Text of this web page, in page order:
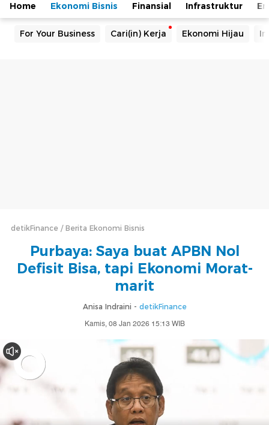
Home Ekonomi Bisnis Finansial Infrastruktur
For Your Business Cari(in) Kerja Ekonomi Hijau
detikFinance Berita Ekonomi Bisnis
Purbaya: Saya buat APBN Nol
Defisit Bisa, tapi Ekonomi Morat-
marit
Anisa Indraini - detikFinance
Kamis, 08 Jan 2026 15:13 WIB